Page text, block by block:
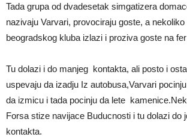
Tada grupa od dvadesetak simgatizera
nazivaju Varvari, provociraju goste, a
beogradskog kluba izlazi i proziva goste na
Tu dolazi i do manjeg kontakta, ali posto i
uspevaju da izadju Iz autobusa,Varvari pocinju
da izmicu i tada pocinju da lete
Forsa stize navijace Buducnosti i tu dolazi do
kontakta.